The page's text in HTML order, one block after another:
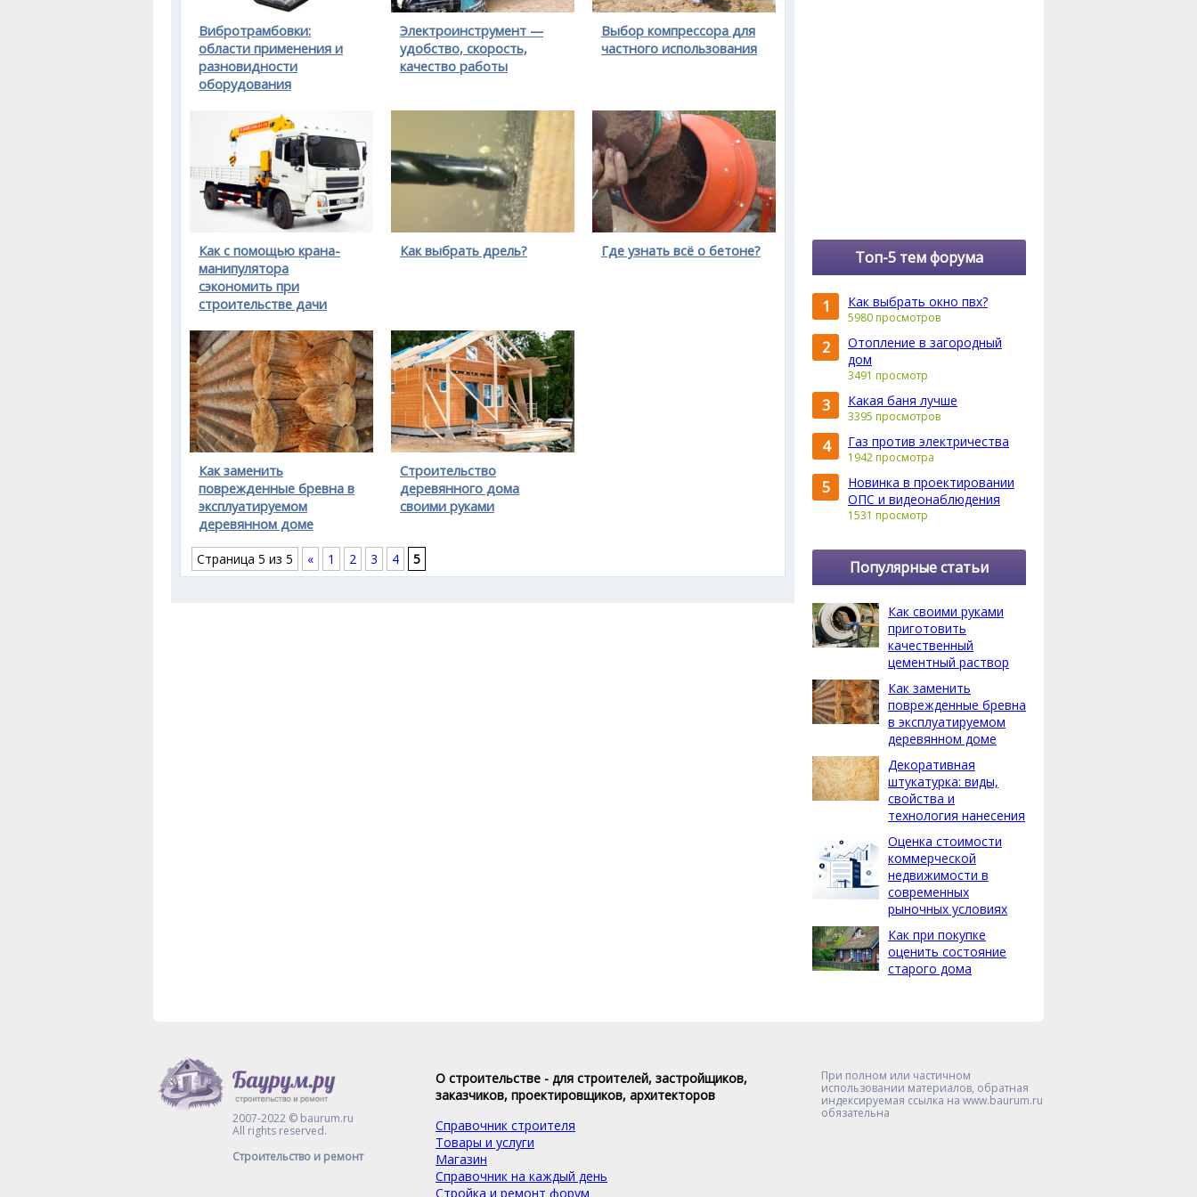
Вибротрамбовки:
области применения и
разновидности
оборудования
Электроинструмент —
удобство, скорость,
качество работы
Выбор компрессора для
частного использования
Как с помощью крана-
манипулятора
сэкономить при
строительстве дачи
Как выбрать дрель? Где узнать всё о бетоне?
Как заменить
поврежденные бревна в
эксплуатируемом
деревянном доме
Строительство
деревянного дома
своими руками
Страница 5 из 5 « 1 2 3 4 5
Топ-5 тем форума
1 Как выбрать окно пвх?
5980 просмотров
2
Отопление в загородный
дом
3491 просмотр
3 Какая баня лучше
3395 просмотров
4 Газ против электричества
1942 просмотра
5
Новинка в проектировании
ОПС и видеонаблюдения
1531 просмотр
Популярные статьи
Как своими руками
приготовить
качественный
цементный раствор
Как заменить
поврежденные бревна
в эксплуатируемом
деревянном доме
Декоративная
штукатурка: виды,
свойства и
технология нанесения
Оценка стоимости
коммерческой
недвижимости в
современных
рыночных условиях
Как при покупке
оценить состояние
старого дома
2007-2022 © baurum.ru
All rights reserved.
Строительство и ремонт
О строительстве - для строителей, застройщиков,
заказчиков, проектировщиков, архитекторов
Справочник строителя
Товары и услуги
Магазин
Справочник на каждый день
Стройка и ремонт форум
При полном или частичном
использовании материалов, обратная
индексируемая ссылка на www.baurum.ru
обязательна